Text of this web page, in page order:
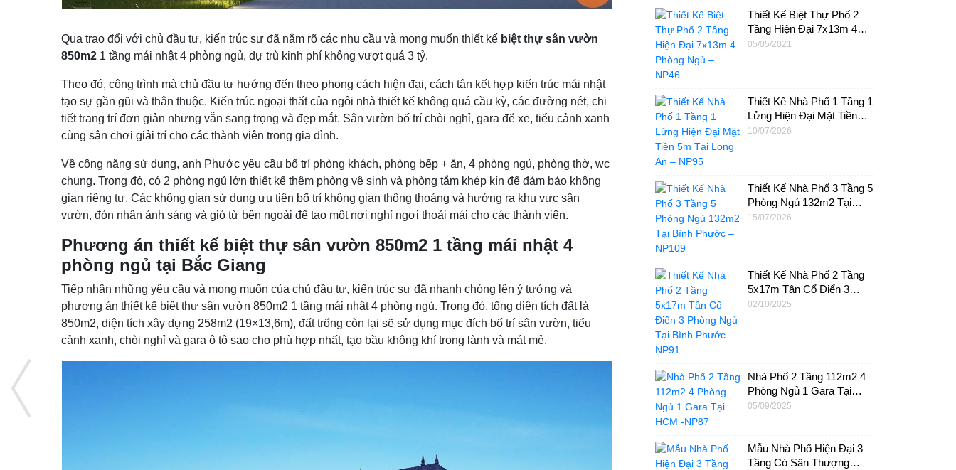
Qua trao đổi với chủ đầu tư, kiến trúc sư đã nắm rõ các nhu cầu và mong muốn thiết kế biệt thự sân vườn
850m2 1 tầng mái nhật 4 phòng ngủ, dự trù kinh phí không vượt quá 3 tỷ.
Theo đó, công trình mà chủ đầu tư hướng đến theo phong cách hiện đại, cách tân kết hợp kiến trúc mái nhật
tạo sự gần gũi và thân thuộc. Kiến trúc ngoại thất của ngôi nhà thiết kế không quá cầu kỳ, các đường nét, chi
tiết trang trí đơn giản nhưng vẫn sang trọng và đẹp mắt. Sân vườn bố trí chòi nghỉ, gara để xe, tiểu cảnh xanh
cùng sân chơi giải trí cho các thành viên trong gia đình.
Về công năng sử dụng, anh Phước yêu cầu bố trí phòng khách, phòng bếp + ăn, 4 phòng ngủ, phòng thờ, wc
chung. Trong đó, có 2 phòng ngủ lớn thiết kế thêm phòng vệ sinh và phòng tắm khép kín để đảm bảo không
gian riêng tư. Các không gian sử dụng ưu tiên bố trí không gian thông thoáng và hướng ra khu vực sân
vườn, đón nhận ánh sáng và gió từ bên ngoài để tạo một nơi nghỉ ngơi thoải mái cho các thành viên.
Phương án thiết kế biệt thự sân vườn 850m2 1 tầng mái nhật 4
phòng ngủ tại Bắc Giang
Tiếp nhận những yêu cầu và mong muốn của chủ đầu tư, kiến trúc sư đã nhanh chóng lên ý tưởng và
phương án thiết kế biệt thự sân vườn 850m2 1 tầng mái nhật 4 phòng ngủ. Trong đó, tổng diện tích đất là
850m2, diện tích xây dựng 258m2 (19×13,6m), đất trống còn lại sẽ sử dụng mục đích bố trí sân vườn, tiểu
cảnh xanh, chòi nghỉ và gara ô tô sao cho phù hợp nhất, tạo bầu không khí trong lành và mát mẻ.
Thiết Kế Biệt Thự Phố 2
Tầng Hiện Đại 7x13m 4
Phòng Ngủ – NP46
05/05/2021
Thiết Kế Nhà Phố 1 Tầng 1
Lửng Hiện Đại Mặt Tiền
5m Tại Long An – NP95
10/07/2026
Thiết Kế Nhà Phố 3 Tầng 5
Phòng Ngủ 132m2 Tại
Bình Phước – NP109
15/07/2026
Thiết Kế Nhà Phố 2 Tầng
5x17m Tân Cổ Điển 3
Phòng Ngủ Tại Bình
02/10/2025
Nhà Phố 2 Tầng 112m2 4
Phòng Ngủ 1 Gara Tại
HCM -NP87
05/09/2025
Mẫu Nhà Phố Hiện Đại 3
Tầng Có Sân Thượng